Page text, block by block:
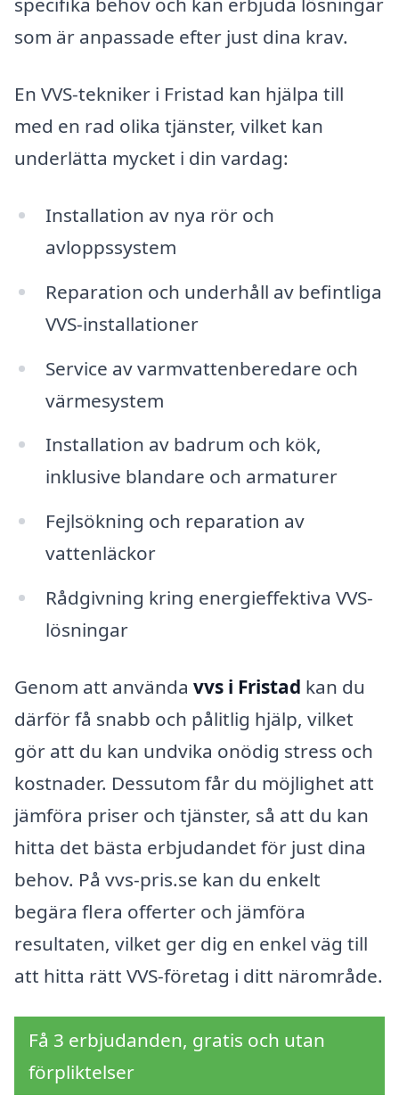
som är anpassade efter just dina krav.
En VVS-tekniker i Fristad kan hjälpa till
med en rad olika tjänster, vilket kan
underlätta mycket i din vardag:
Installation av nya rör och
avloppssystem
Reparation och underhåll av befintliga
VVS-installationer
Service av varmvattenberedare och
värmesystem
Installation av badrum och kök,
inklusive blandare och armaturer
Fejlsökning och reparation av
vattenläckor
Rådgivning kring energieffektiva VVS-
lösningar
Genom att använda vvs i Fristad kan du
därför få snabb och pålitlig hjälp, vilket
gör att du kan undvika onödig stress och
kostnader. Dessutom får du möjlighet att
jämföra priser och tjänster, så att du kan
hitta det bästa erbjudandet för just dina
behov. På vvs-pris.se kan du enkelt
begära flera offerter och jämföra
resultaten, vilket ger dig en enkel väg till
att hitta rätt VVS-företag i ditt närområde.
Få 3 erbjudanden, gratis och utan
förpliktelser